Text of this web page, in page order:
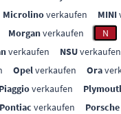
Microlinoverkaufen MINI
Morganverkaufen
N
verkaufen NSUverkaufen
Opelverkaufen Ora
Piaggioverkaufen
Pontiac verkaufen Porsche